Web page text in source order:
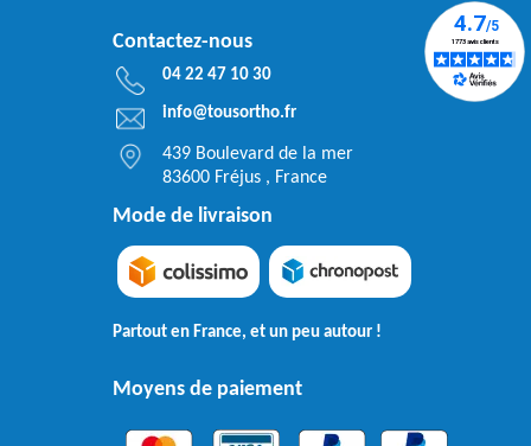
Contactez-nous
04 22 47 10 30
info@tousortho.fr
439 Boulevard de la mer
83600 Fréjus , France
Mode de livraison
Partout en France, et un peu autour !
Moyens de paiement